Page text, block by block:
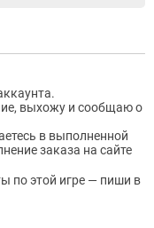
выхожу и сообщаю о
в выполненной
заказа на сайте
по этой игре — пиши в